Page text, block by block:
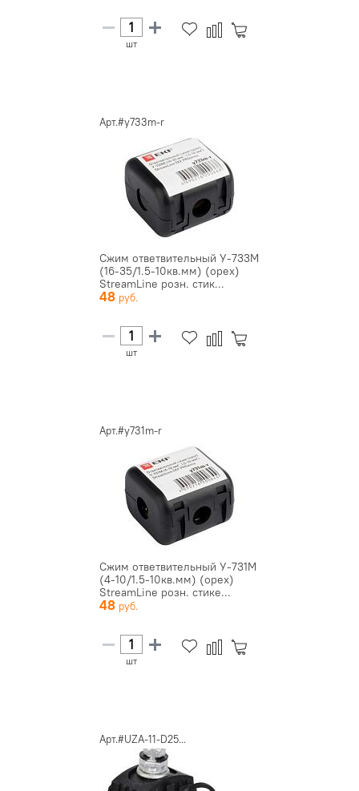
шт
Арт.#y733m-r
Сжим ответвительный У-733М
(16-35/1.5-10кв.мм) (орех)
StreamLine розн. стик...
48
шт
Арт.#y731m-r
Сжим ответвительный У-731М
(4-10/1.5-10кв.мм) (орех)
StreamLine розн. стике...
48
шт
Арт.#UZA-11-D25...